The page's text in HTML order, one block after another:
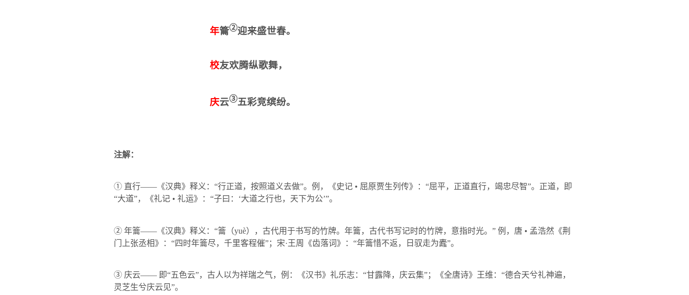
年籥②迎来盛世春。
校友欢腾纵歌舞，
庆云③五彩竞缤纷。
注解：
① 直行——《汉典》释义：“行正道，按照道义去做”。例，《史记 • 屈原贾生列传》：“屈平，正道直行，竭忠尽智”。正道，即
“大道”，《礼记 • 礼运》：“子曰：‘大道之行也，天下为公’”。
② 年籥——《汉典》释义：“籥（yuè），古代用于书写的竹牌。年籥，古代书写记时的竹牌，意指时光。” 例，唐 • 孟浩然《荆
门上张丞相》：“四时年籥尽，千里客程催”；宋·王周《齿落词》：“年籥惜不返，日驭走为蠹”。
③ 庆云—— 即“五色云”，古人以为祥瑞之气，例：《汉书》礼乐志：“甘露降，庆云集”；《全唐诗》王维：“德合天兮礼神遍，
灵芝生兮庆云见”。